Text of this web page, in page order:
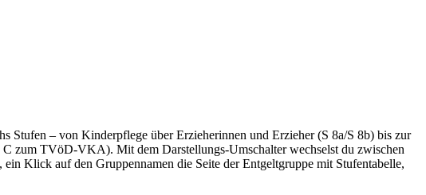
Stufen – von Kinderpflege über Erzieherinnen und Erzieher (S 8a/S 8b) bis zur
zum TVöD-VKA). Mit dem Darstellungs-Umschalter wechselst du zwischen
Klick auf den Gruppennamen die Seite der Entgeltgruppe mit Stufentabelle,